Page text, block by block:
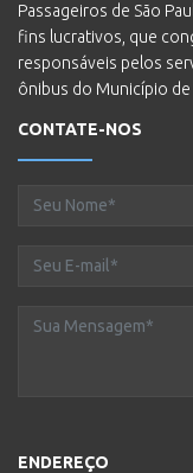
Passageiros de São
fins lucrativos, que
responsáveis pelos
ônibus do Município de
CONTATE-NOS
ENDEREÇO